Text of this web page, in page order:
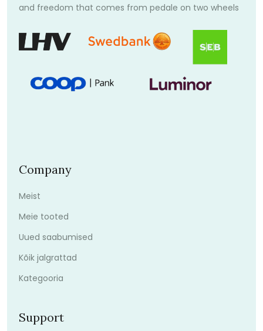
and freedom that comes from pedale on two wheels
Company
Meist
Meie tooted
Uued saabumised
Kõik jalgrattad
Kategooria
Support